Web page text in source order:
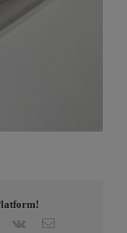
Pinterest
Vk E-